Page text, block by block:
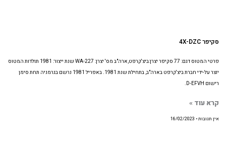
סקיפר 4X-DZC
פרטי המטוס דגם: 77 סקיפר יצרן:ביצ'קרפט,ארה"ב מס' יצרן: WA-227 שנת ייצור: 1981 תולדות המטוס
יוצר על-ידי חברת ביצ'קרפט בארה"ב, בתחילת שנת 1981. באפריל 1981 נרשם בגרמניה תחת סימן
רישום D-EFVH.
קרא עוד »
אין תגובות